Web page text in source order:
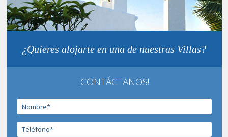
¿Quieres alojarte en una de nuestras Villas?
¡CONTÁCTANOS!